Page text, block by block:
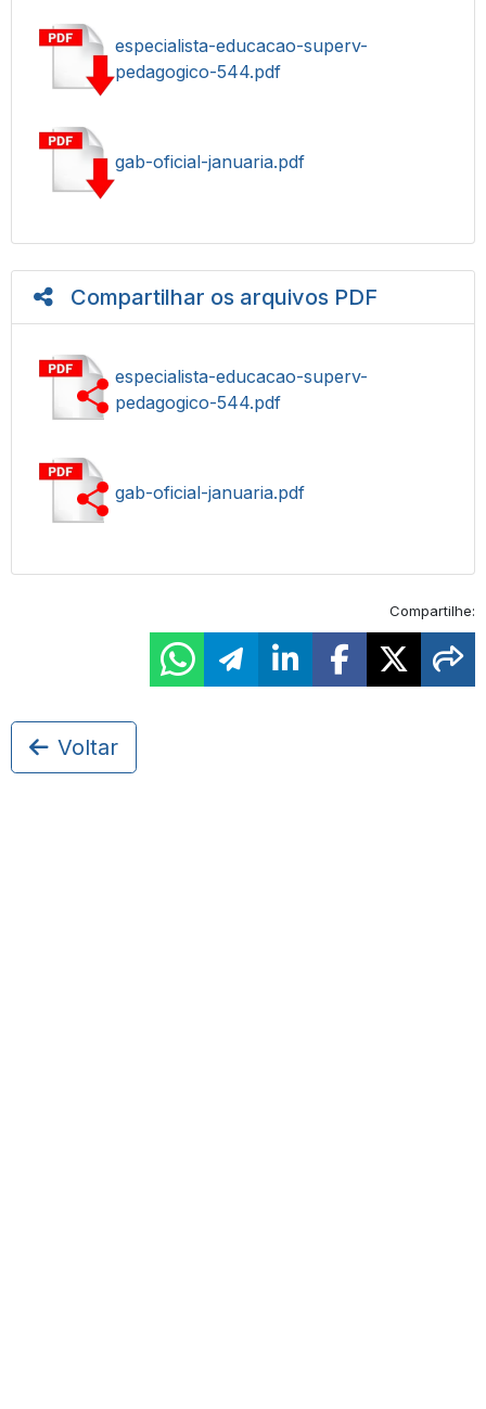
especialista-educacao-superv-
pedagogico-544.pdf
gab-oficial-januaria.pdf
Compartilhar os arquivos PDF
especialista-educacao-superv-
pedagogico-544.pdf
gab-oficial-januaria.pdf
Compartilhe:
Voltar